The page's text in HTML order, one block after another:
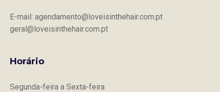
E-mail: agendamento@loveisinthehair.com.pt
geral@loveisinthehair.com.pt
Horário
Segunda-feira a Sexta-feira